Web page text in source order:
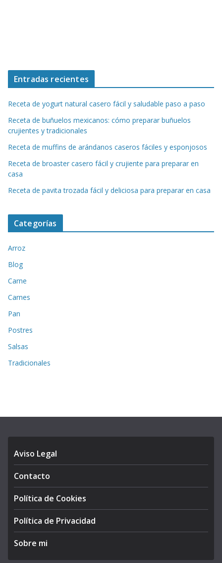
Entradas recientes
Receta de yogurt natural casero fácil y saludable paso a paso
Receta de buñuelos mexicanos: cómo preparar buñuelos
crujientes y tradicionales
Receta de muffins de arándanos caseros fáciles y esponjosos
Receta de broaster casero fácil y crujiente para preparar en
casa
Receta de pavita trozada fácil y deliciosa para preparar en casa
Categorías
Arroz
Blog
Carne
Carnes
Pan
Postres
Salsas
Tradicionales
Aviso Legal
Contacto
Política de Cookies
Política de Privacidad
Sobre mi